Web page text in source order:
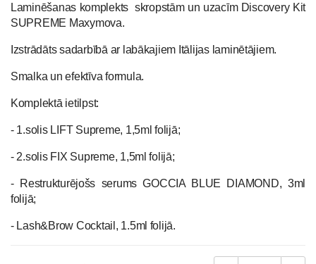
Laminēšanas komplekts skropstām un uzacīm Discovery Kit
SUPREME Maxymova.
Izstrādāts sadarbībā ar labākajiem Itālijas laminētājiem.
Smalka un efektīva formula.
Komplektā ietilpst:
- 1.solis LIFT Supreme, 1,5ml folijā;
- 2.solis FIX Supreme, 1,5ml folijā;
- Restrukturējošs serums GOCCIA BLUE DIAMOND, 3ml
folijā;
- Lash&Brow Cocktail, 1.5ml folijā.